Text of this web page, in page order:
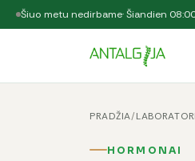
Šiuo metu nedirbame· Šiandien
PRADŽIA/
HORMONAI